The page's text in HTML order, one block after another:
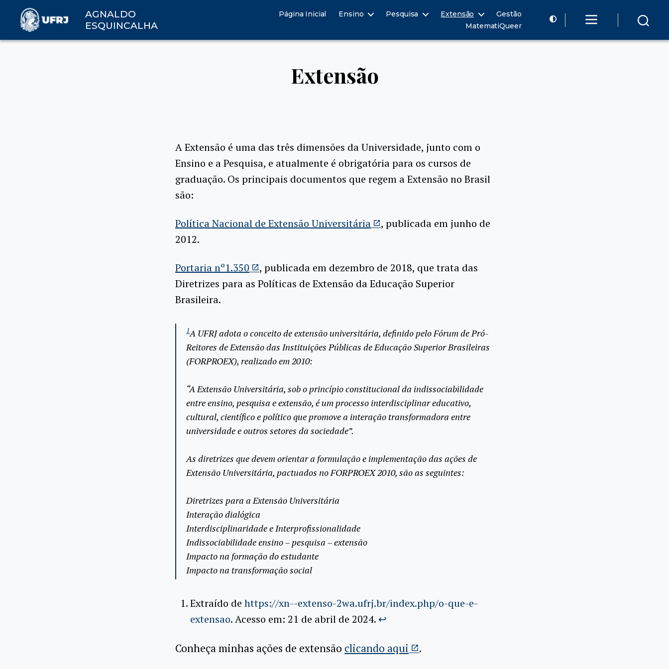
AGNALDO
ESQUINCALHA
Página Inicial Ensino Pesquisa Extensão
Gestão
MatematiQueer
Extensão
A Extensão é uma das três dimensões da Universidade, junto com o
Ensino e a Pesquisa, e atualmente é obrigatória para os cursos de
graduação. Os principais documentos que regem a Extensão no Brasil
são:
Política Nacional de Extensão Universitária
, publicada em junho de
2012.
Portaria nº1.350
, publicada em dezembro de 2018, que trata das
Diretrizes para as Políticas de Extensão da Educação Superior
Brasileira.
1A UFRJ adota o conceito de extensão universitária, definido pelo Fórum de Pró-
Reitores de Extensão das Instituições Públicas de Educação Superior Brasileiras
(FORPROEX), realizado em 2010:
“A Extensão Universitária, sob o princípio constitucional da indissociabilidade
entre ensino, pesquisa e extensão, é um processo interdisciplinar educativo,
cultural, científico e político que promove a interação transformadora entre
universidade e outros setores da sociedade”.
As diretrizes que devem orientar a formulação e implementação das ações de
Extensão Universitária, pactuados no FORPROEX 2010, são as seguintes:
Diretrizes para a Extensão Universitária
Interação dialógica
Interdisciplinaridade e Interprofissionalidade
Indissociabilidade ensino – pesquisa – extensão
Impacto na formação do estudante
Impacto na transformação social
Extraído de https://xn--extenso-2wa.ufrj.br/index.php/o-que-e-
extensao. Acesso em: 21 de abril de 2024. ↩︎
Conheça minhas ações de extensão clicando aqui .